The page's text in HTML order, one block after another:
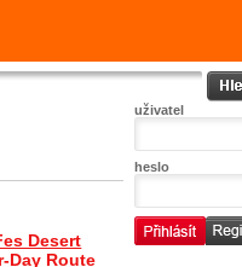
uživatel
heslo
Desert
Day Route